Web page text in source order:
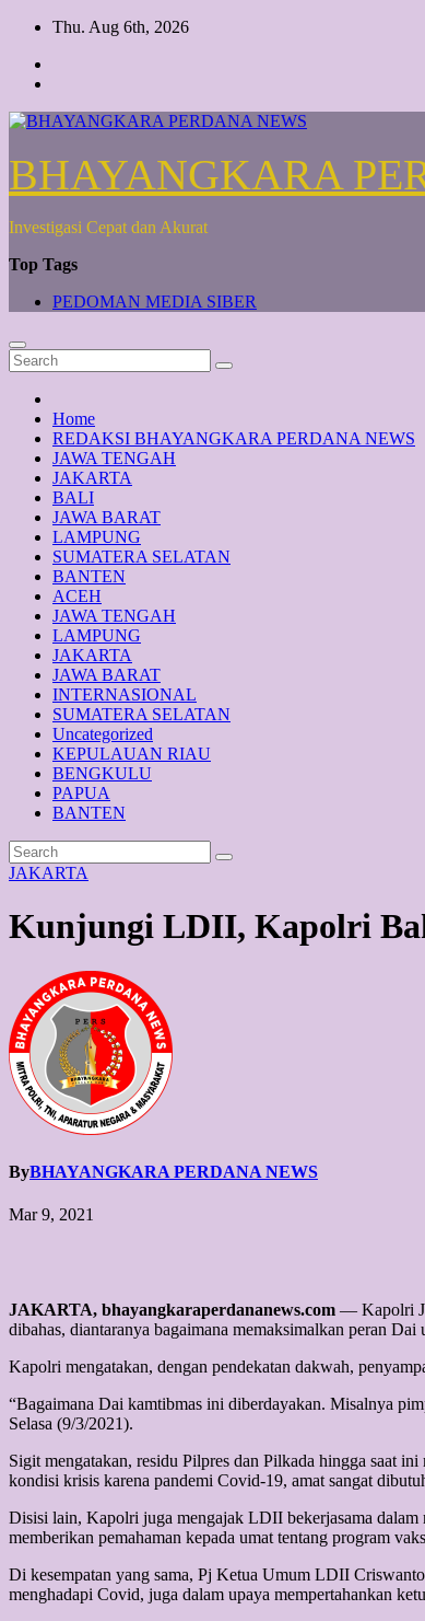
Skip
content
Thu. Aug 6th, 2026
BHAYANGKARA
Investigasi Cepat dan Akurat
Top Tags
PEDOMAN MEDIA SIBER
Home
REDAKSI BHAYANGKARA PERDANA NEWS
JAWA TENGAH
JAKARTA
BALI
JAWA BARAT
LAMPUNG
SUMATERA SELATAN
BANTEN
ACEH
JAWA TENGAH
LAMPUNG
JAKARTA
JAWA BARAT
INTERNASIONAL
SUMATERA SELATAN
Uncategorized
KEPULAUAN RIAU
BENGKULU
PAPUA
BANTEN
JAKARTA
Kunjungi LDII, Kapolri
ByBHAYANGKARA PERDANA NEWS
Mar 9, 2021
JAKARTA, bhayangkaraperdananews.com — Kapolri
dibahas, diantaranya bagaimana memaksimalkan peran
Kapolri mengatakan, dengan pendekatan dakwah,
“Bagaimana Dai kamtibmas ini diberdayakan. Misalnya
Selasa (9/3/2021).
Sigit mengatakan, residu Pilpres dan Pilkada hingga saat
kondisi krisis karena pandemi Covid-19, amat sangat
Disisi lain, Kapolri juga mengajak LDII bekerjasama dalam
memberikan pemahaman kepada umat tentang program
Di kesempatan yang sama, Pj Ketua Umum LDII
menghadapi Covid, juga dalam upaya mempertahankan